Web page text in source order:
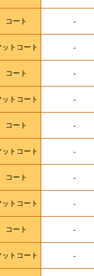
コート -
ットコート -
コート -
ットコート -
コート -
ットコート -
コート -
ットコート -
コート -
ットコート -